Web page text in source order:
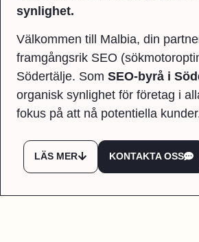
synlighet.
Välkommen till Malbia, din
framgångsrik SEO
Södertälje. SomSEO-byrå i
organisk synlighet för företag i
fokus på att nå potentiella
LÄS MER KONTAKTA OSS